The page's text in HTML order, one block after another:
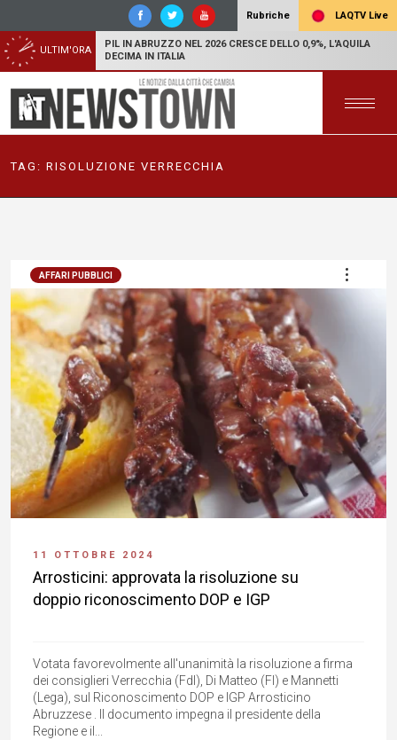
Rubriche LAQTV Live
ULTIM'ORA
PIL IN ABRUZZO NEL 2026 CRESCE DELLO 0,9%, L'AQUILA
DECIMA IN ITALIA
TAG: RISOLUZIONE VERRECCHIA
AFFARI PUBBLICI
11 OTTOBRE 2024
Arrosticini: approvata la risoluzione su
doppio riconoscimento DOP e IGP
Votata favorevolmente all'unanimità la risoluzione a firma
dei consiglieri Verrecchia (FdI), Di Matteo (FI) e Mannetti
(Lega), sul Riconoscimento DOP e IGP Arrosticino
Abruzzese . Il documento impegna il presidente della
Regione e il...